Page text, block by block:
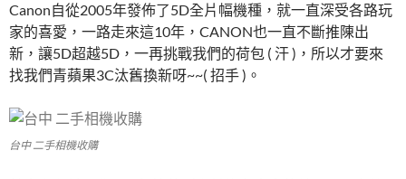
Canon自從2005年發佈了5D全片幅機種，就一直深受各路玩
家的喜愛，一路走來這10年，CANON也一直不斷推陳出
新，讓5D超越5D，一再挑戰我們的荷包 ( 汗 )，所以才要來
找我們青蘋果3C汰舊換新呀~~( 招手 )。
台中 二手相機收購